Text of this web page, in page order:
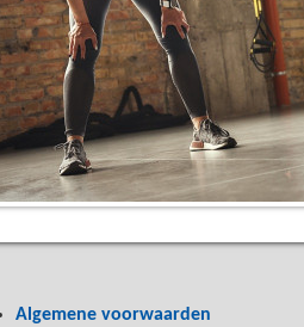
Algemene voorwaarden